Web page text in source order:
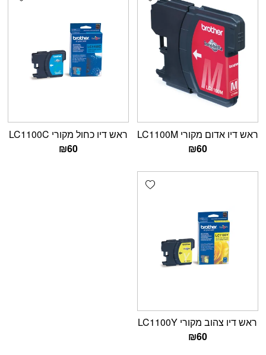
ראש דיו אדום מקורי LC1100M
₪60
ראש דיו כחול מקורי LC1100C
₪60
Add wishlist
ראש דיו צהוב מקורי LC1100Y
₪60